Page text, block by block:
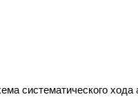
систематического хода